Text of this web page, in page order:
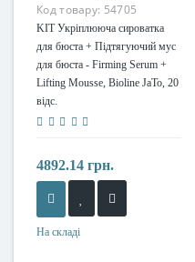
Код товару: 54705
KIT Укріплююча сироватка
для бюста + Підтягуючий мус
для бюста - Firming Serum +
Lifting Mousse, Bioline JaTo, 20
відс.
4892.14 грн.
На складі